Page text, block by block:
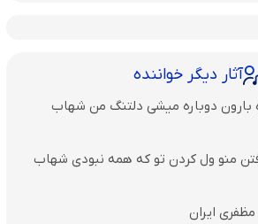
آثار دیگر خواننده
بارون دوباره میشی دلتنگ من شهاب
منو ول کردن تو که همه نبودی شهاب
ایران